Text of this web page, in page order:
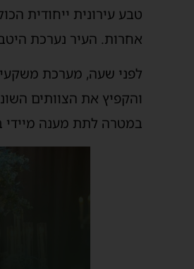
טבע עירונית ייחודית
אחרות. העיר נערכת
לפני שעה, מערכת
והקפיץ את הצוותים
במטרה לתת מענה מיידי